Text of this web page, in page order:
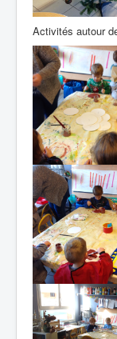
Activités autour